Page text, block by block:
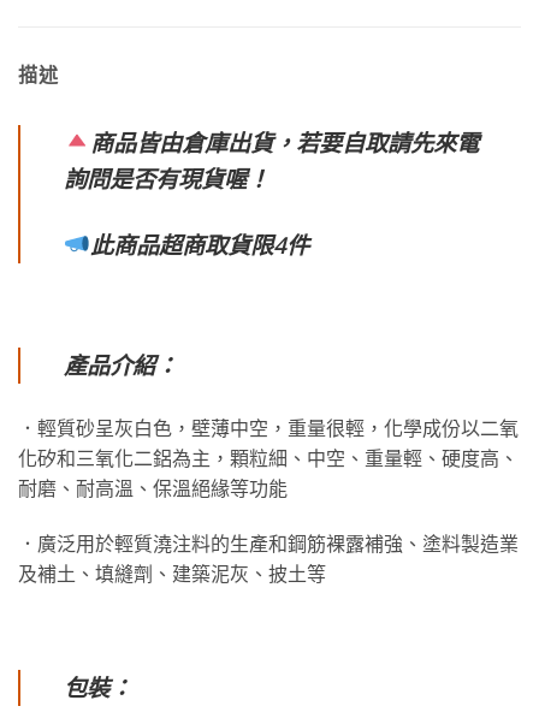
描述
商品皆由倉庫出貨，若要自取請先來電
詢問是否有現貨喔！
此商品超商取貨限4件
產品介紹：
．輕質砂呈灰白色，壁薄中空，重量很輕，化學成份以二氧
化矽和三氧化二鋁為主，顆粒細、中空、重量輕、硬度高、
耐磨、耐高溫、保溫絕緣等功能
．廣泛用於輕質澆注料的生產和鋼筋裸露補強、塗料製造業
及補土、填縫劑、建築泥灰、披土等
包裝：